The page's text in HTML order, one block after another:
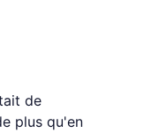
de
plus qu'en